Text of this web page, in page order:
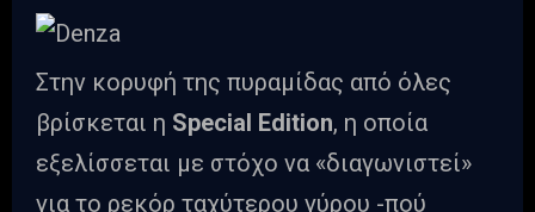
Στην κορυφή της πυραμίδας από όλες
βρίσκεται η Special Edition, η οποία
εξελίσσεται με στόχο να «διαγωνιστεί»
για το ρεκόρ ταχύτερου γύρου -πού